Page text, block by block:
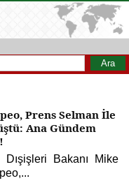
formu
Prens Selman İle
Ana Gündem
Dışişleri Bakanı Mike